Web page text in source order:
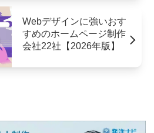
Webデザインに強いおす
すめのホームページ制作
会社22社【2026年版】